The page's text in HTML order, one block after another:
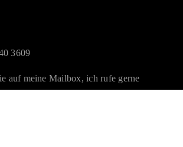
3609
auf meine Mailbox, ich rufe gerne